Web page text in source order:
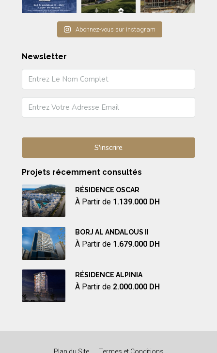
Abonnez-vous sur instagram
Newsletter
Projets récemment consultés
RÉSIDENCE OSCAR
À Partir de 1.139.000 DH
BORJ AL ANDALOUS II
À Partir de 1.679.000 DH
RÉSIDENCE ALPINIA
À Partir de 2.000.000 DH